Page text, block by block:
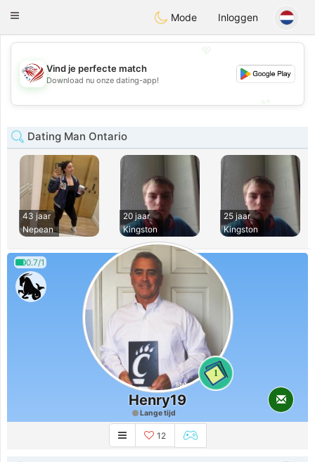
StatesDating
Toggle
Mode Inloggen
💖
💕
Vind je perfecte match
Download nu onze dating-app!
Dating Man Ontario
43 jaar
Nepean
20 jaar
Kingston
25 jaar
Kingston
0.7/1
1
Henry19
Lange tijd
12